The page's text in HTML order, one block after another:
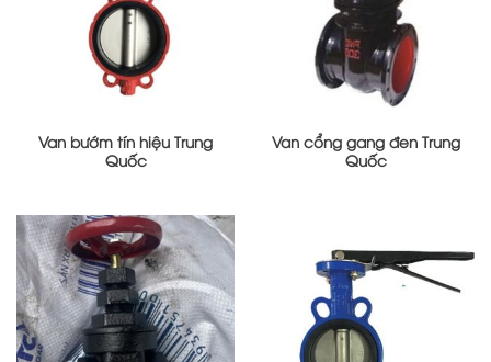
Van bướm tín hiệu Trung
Quốc
Van cổng gang đen Trung
Quốc